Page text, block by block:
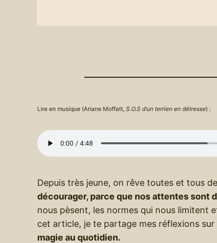
Lire en musique (Ariane Moffatt,S.O.S d’un terrien en détresse) :
Depuis très jeune, on rêve toutes et tous
décourager, parce que nos attentes sont
nous pèsent, les normes qui nous limitent
cet article, je te partage mes réflexions
magie au quotidien.